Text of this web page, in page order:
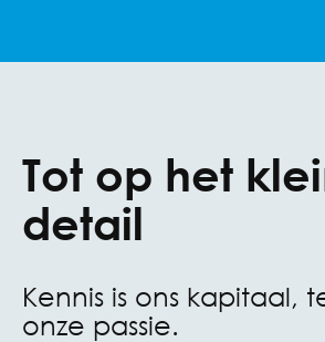
Tot op het
detail
Kennis is ons kapitaal,
onze passie.